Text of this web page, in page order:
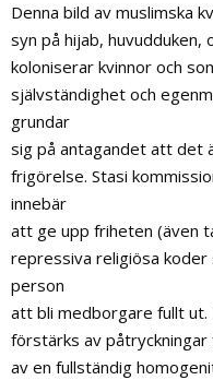
Denna bild av muslimska
syn på hijab, huvudduken,
koloniserar kvinnor och
självständighet och
grundar
sig på antagandet att det
frigörelse. Stasi
innebär
att ge upp friheten (även
repressiva religiösa
person
att bli medborgare fullt
förstärks av
av en fullständig